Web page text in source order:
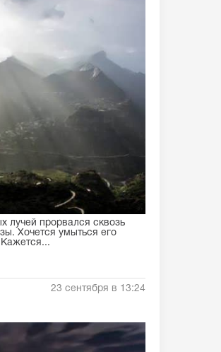
лучей прорвался сквозь
Хочется умыться его
23 сентября в 13:24